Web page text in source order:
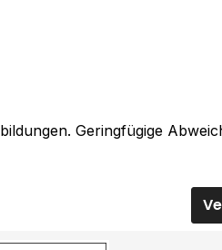
Geringfügige